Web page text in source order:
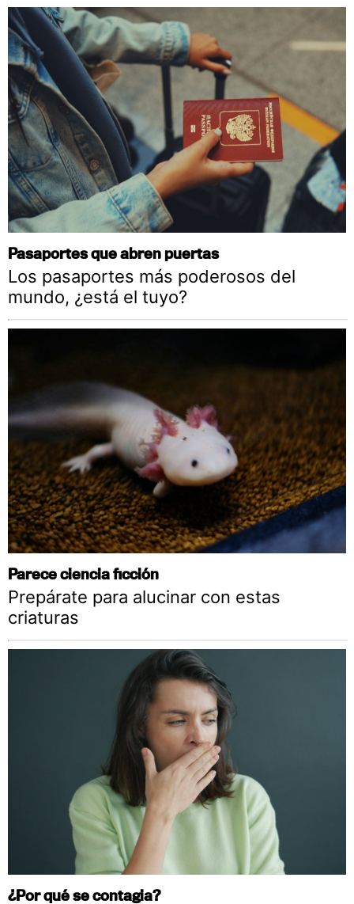
Pasaportes que abren puertas
Los pasaportes más poderosos del
mundo, ¿está el tuyo?
Parece ciencia ficción
Prepárate para alucinar con estas
criaturas
¿Por qué se contagia?